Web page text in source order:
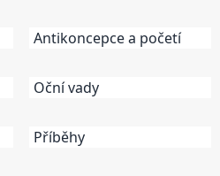
Antikoncepce a početí
Oční vady
Příběhy